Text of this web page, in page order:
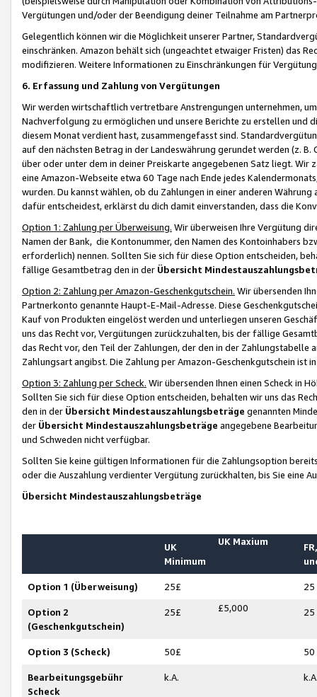
Vergütungen und/oder der Beendigung deiner Teilnahme am
Gelegentlich können wir die Möglichkeit unserer Partner,
einschränken. Amazon behält sich (ungeachtet etwaiger Fristen) das
modifizieren. Weitere Informationen zu Einschränkungen für
6. Erfassung und Zahlung von Vergütungen
Wir werden wirtschaftlich vertretbare Anstrengungen unternehmen,
Nachverfolgung zu ermöglichen und unsere Berichte zu erstellen und
diesem Monat verdient hast, zusammengefasst sind.
auf den nächsten Betrag in der Landeswährung gerundet werden (z.
über oder unter dem in deiner Preiskarte angegebenen Satz liegt.
eine Amazon-Webseite etwa 60 Tage nach Ende jedes
wurden. Du kannst wählen, ob du Zahlungen in einer anderen
dafür entscheidest, erklärst du dich damit einverstanden, dass die
Option 1: Zahlung per Überweisung. Wir überweisen Ihre Vergütung
Namen der Bank, die Kontonummer, den Namen des Kontoinhabers
erforderlich) nennen. Sollten Sie sich für diese Option entscheiden,
fällige Gesamtbetrag den in der Übersicht
Option 2: Zahlung per Amazon-Geschenkgutschein. Wir übersenden
Partnerkonto genannte Haupt-E-Mail-Adresse. Diese
Kauf von Produkten eingelöst werden und unterliegen unseren
uns das Recht vor, Vergütungen zurückzuhalten, bis der fällige
das Recht vor, den Teil der Zahlungen, der den in der
Zahlungsart angibst. Die Zahlung per Amazon-Geschenkgutschein ist
Option 3: Zahlung per Scheck. Wir übersenden Ihnen einen Scheck in
Sollten Sie sich für diese Option entscheiden, behalten wir uns das
den in der Übersicht Mindestauszahlungsbeträge genannten
der Übersicht Mindestauszahlungsbeträge angegebene
und Schweden nicht verfügbar.
Sollten Sie keine gültigen Informationen für die Zahlungsoption
oder die Auszahlung verdienter Vergütung zurückhalten, bis Sie
Übersicht Mindestauszahlungsbeträge
UK
Minimum
UK Maxium
Option 1 (Überweisung) 25£ 25
Option 2
(Geschenkgutschein)
25£ £5,000 25
Option 3 (Scheck) 50£ 50
Bearbeitungsgebühr
Scheck
k.A.